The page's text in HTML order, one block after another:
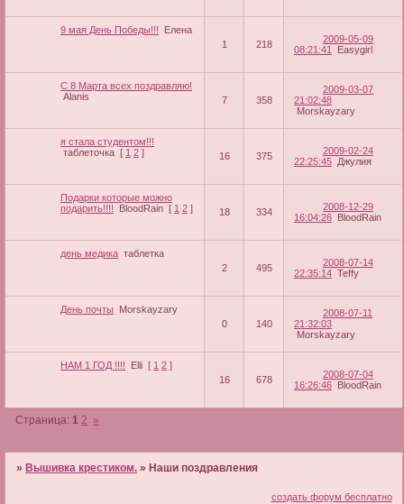
9 мая День Победы!!!
Елена
1
218
2009-05-09
08:21:41
Easygirl
С 8 Марта всех поздравляю!
Alanis
7 358
2009-03-07
21:02:48
Morskayzary
я стала студентом!!!
таблеточка [ 1 2 ] 16 375
2009-02-24
22:25:45 Джулия
Подарки которые можно
подарить!!!!
BloodRain [ 1 2 ] 18 334
2008-12-29
16:04:26 BloodRain
день медика таблетка
2
495
2008-07-14
22:35:14 Teffy
День почты Morskayzary
0
140
2008-07-11
21:32:03
Morskayzary
НАМ 1 ГОД !!!! Elli [ 1 2 ]
16
678
2008-07-04
16:26:46 BloodRain
Страница: 1 2 »
» Вышивка крестиком. » Наши поздравления
создать форум бесплатно